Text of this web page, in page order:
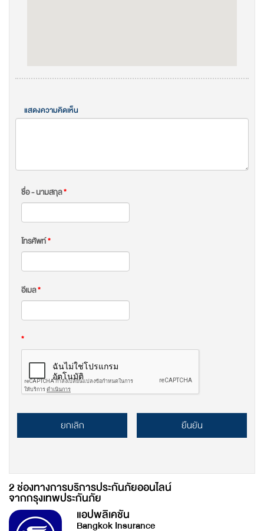
แสดงความคิดเห็น
ชื่อ - นามสกุล*
โทรศัพท์*
อีเมล*
*
ยกเลิก ยืนยัน
2 ช่องทางการบริการประกันภัยออนไลน์
จากกรุงเทพประกันภัย
แอปพลิเคชัน
Bangkok Insurance